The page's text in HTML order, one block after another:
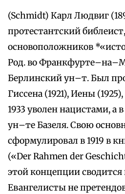
(Schmidt) Карл Людвиг
протестантский
основоположников
Род. во
Берлинский ун–т. Был
Гиссена (1921), Иены
1933 уволен нацистами, а
ун–те Базеля. Свою
сформулировал в 1919 в
(«Der Rahmen der
этой концепции
Евангелисты не